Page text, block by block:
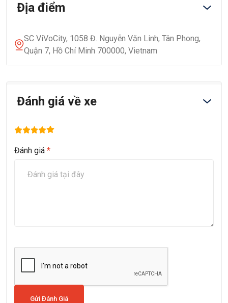
Địa điểm
SC ViVoCity, 1058 Đ. Nguyễn Văn Linh, Tân Phong,
Quận 7, Hồ Chí Minh 700000, Vietnam
Đánh giá về xe
Đánh giá *
Gửi Đánh Giá